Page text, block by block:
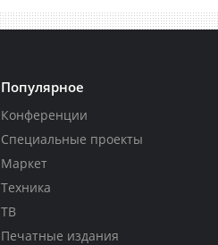
Популярное
Конференции
Специальные проекты
Маркет
Техника
ТВ
Печатные издания